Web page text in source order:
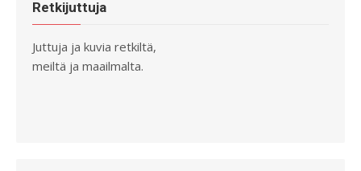
Retkijuttuja
Juttuja ja kuvia retkiltä,
meiltä ja maailmalta.